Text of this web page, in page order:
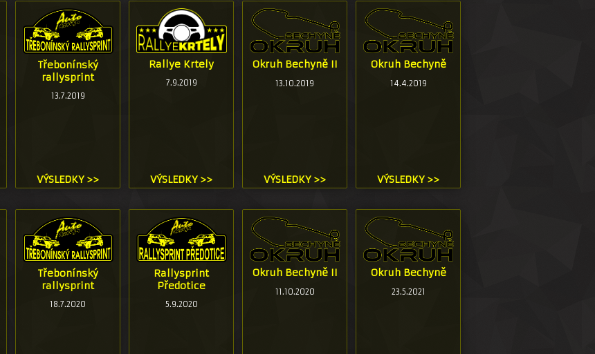
Třebonínský
rallysprint
13.7.2019
VÝSLEDKY >>
Rallye Krtely
7.9.2019
VÝSLEDKY >>
Okruh Bechyně II
13.10.2019
VÝSLEDKY >>
Okruh Bechyně
14.4.2019
VÝSLEDKY >>
Třebonínský
rallysprint
18.7.2020
Rallysprint
Předotice
5.9.2020
Okruh Bechyně II
11.10.2020
Okruh Bechyně
23.5.2021